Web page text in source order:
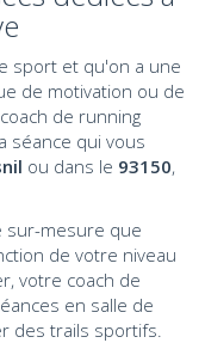
sport et qu'on a une
de motivation ou de
de running
séance qui vous
ou dans le 93150,
sur-mesure que
de votre niveau
votre coach de
en salle de
des trails sportifs.